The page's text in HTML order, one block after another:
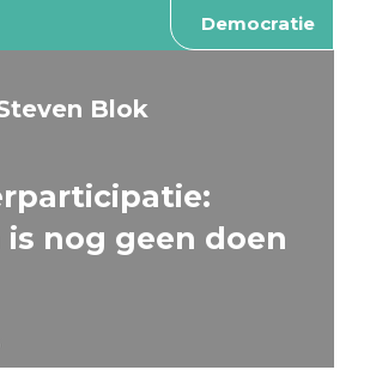
Democratie
Blok
nog geen doen